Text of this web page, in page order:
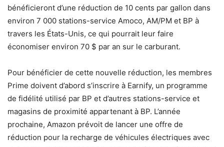
bénéficieront d’une réduction de 10 cents par gallon dans
environ 7 000 stations-service Amoco, AM/PM et BP à
travers les États-Unis, ce qui pourrait leur faire
économiser environ 70 $ par an sur le carburant.
Pour bénéficier de cette nouvelle réduction, les membres
Prime doivent d’abord s’inscrire à Earnify, un programme
de fidélité utilisé par BP et d’autres stations-service et
magasins de proximité appartenant à BP. L’année
prochaine, Amazon prévoit de lancer une offre de
réduction pour la recharge de véhicules électriques avec